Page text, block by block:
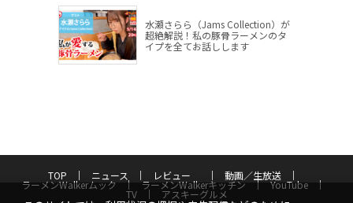
水瀬さらら（Jams Collection）が
超絶解説！私の豚骨ラーメンのタ
イプを全てお話しします
TOP ニュース レビュー 動画／生放送
ラーメンWalkerムック ラーメンWalkerキッチン YouTube
TV アスキーグルメ